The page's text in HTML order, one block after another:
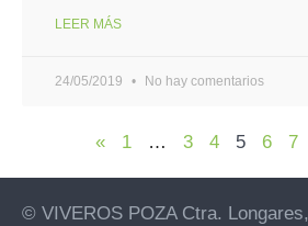
LEER MÁS
24/05/2019 No hay comentarios
« 1 … 3 4 5 6 7
© VIVEROS POZA Ctra.